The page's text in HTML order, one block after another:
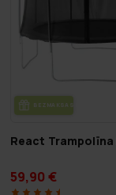
BEZ­MAK­SAS PIE­GĀ­DE
React Trampolīna
59,90 €